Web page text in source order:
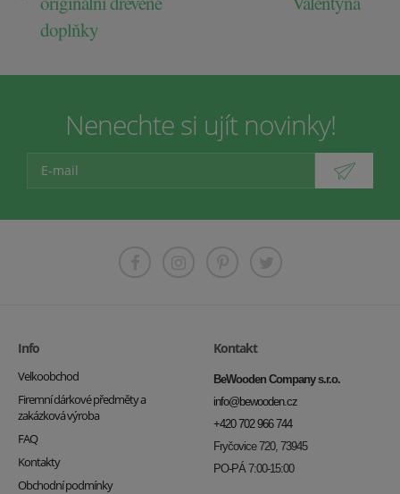
doplňky
Nenechte si ujít novinky!
Info
Velkoobchod
Firemní dárkové předměty a
zakázková výroba
FAQ
Kontakty
Obchodní podmínky
Kontakt
BeWooden Company s.r.o.
info@bewooden.cz
+420 702 966 744
Fryčovice 720, 73945
PO-PÁ 7:00-15:00